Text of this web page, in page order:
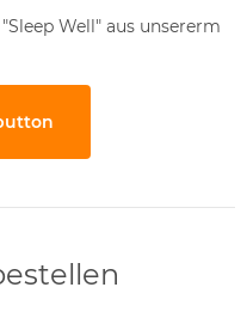
Well" aus unsererm